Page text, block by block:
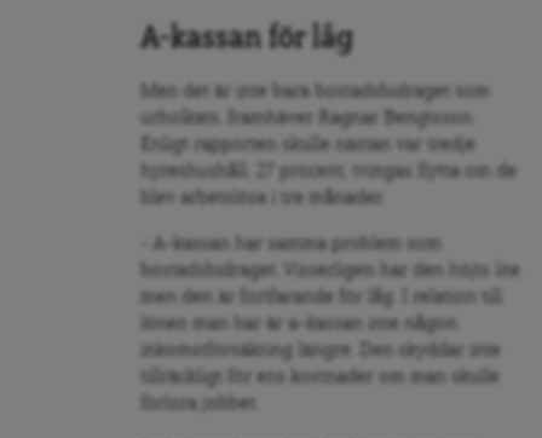
A-kassan för låg
Men det är inte bara bostadsbidraget som
urholkats, framhäver Ragnar Bengtsson.
Enligt rapporten skulle nästan var tredje
hyreshushåll, 27 procent, tvingas flytta om de
blev arbetslösa i tre månader.
– A-kassan har samma problem som
bostadsbidraget. Visserligen har den höjts lite
men den är fortfarande för låg. I relation till
lönen man har är a-kassan inte någon
inkomstförsäkring längre
. Den skyddar inte
tillräckligt för ens kostnader om man skulle
förlora jobbet.